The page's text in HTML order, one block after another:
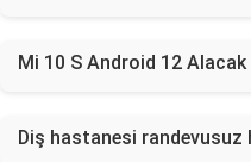
Mi 10 S Android 12 Alacak
Diş hastanesi randevusuz